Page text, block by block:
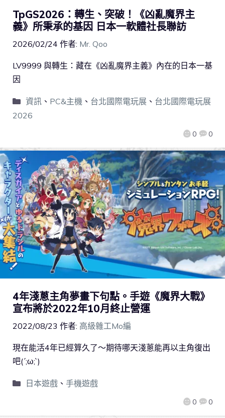
TpGS2026：轉生、突破！《凶亂魔界主
義》所秉承的基因 日本一軟體社長聯訪
2026/02/24 作者: Mr. Qoo
0 0
LV9999 與轉生：藏在《凶亂魔界主義》內在的日本一基
因
資訊、 PC&主機、 台北國際電玩展、 台北國際電玩展
2026
4年淺蔥主角夢畫下句點。手遊《魔界大戰》
宣布將於2022年10月終止營運
2022/08/23 作者: 高級雜工Mo編
0 0
現在能活4年已經算久了～期待哪天淺蔥能再以主角復出
吧(´;ω;`)
日本遊戲、 手機遊戲